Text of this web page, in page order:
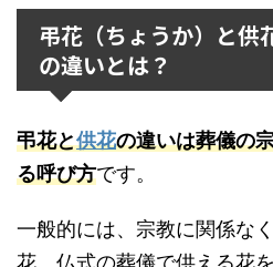
弔花（ちょうか）と供
の違いとは？
弔花と供花の違いは葬儀の
る呼び方です。
一般的には、宗教に関係な
花、仏式の葬儀で供える花を